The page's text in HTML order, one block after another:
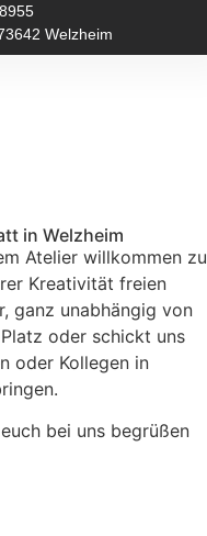
Welzheim
in Welzheim
Atelier willkommen zu
Kreativität freien
ganz unabhängig von
oder schickt uns
oder Kollegen in
bei uns begrüßen